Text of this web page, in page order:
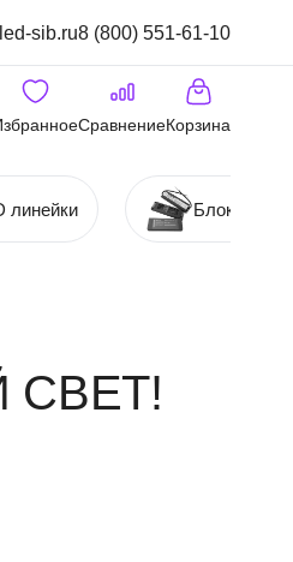
sib.ru8 (800) 551-61-10
СравнениеКорзина
линейки Блоки
СВЕТ!